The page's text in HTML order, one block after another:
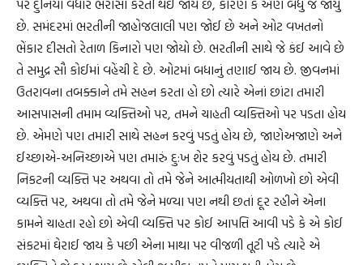
છે. સમંદરમાં ભરતીની જાહોજલાલી પણ જોઈ છે અને ઓટ વખતનો
ભેંકાર દીસતો રેતાળ કિનારો પણ જોયો છે. ભરતીની સાથે જે કંઈ આવે છે
તે સમુદ્ર સૌ કોઈમાં વહેંચી દે છે. ઓટમાં બધાનું તણાઈ જાય છે. જીવનમાં
ઉતરાવના તબક્કાને તમે સહન કરતા હો છો ત્યારે એનાં છાંટા તમારી
આસપાસની તમામ વ્યક્તિઓ પર, તમને ચાહતી વ્યક્તિઓ પર પડતા હોય
છે. એમણે પણ તમારી સાથે સહન કરવું પડતું હોય છે, જાણેઅજાણે અને
ઈચ્છાએ-અનિચ્છાએ પણ તમારું દુ:ખ શેર કરવું પડતું હોય છે. તમારી
નિકટની વ્યક્તિ પર અથવા તો તમે જેને આત્મીયતાથી ઓળખો છો એવી
વ્યક્તિ પર, અથવા તો તમે જેને મળ્યા પણ નથી છતાં દૂર રહીને એના
કામને ચાહતા રહો છો એવી વ્યક્તિ પર કોઈ આપત્તિ આવી પડે કે એ કોઈ
સંકટમાં ઘેરાઈ જાય કે પછી એના માથા પર વીજળી તૂટી પડે ત્યારે એ